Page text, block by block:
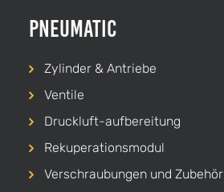
Pneumatic
Zylinder & Antriebe
Ventile
Druckluft-aufbereitung
Rekuperationsmodul
Verschraubungen und Zubehör